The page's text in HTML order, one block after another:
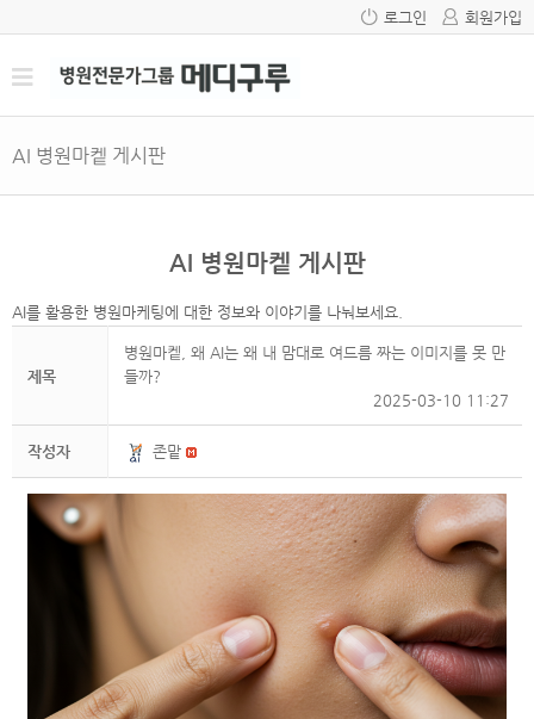
로그인 회원가입
AI 병원마켙 게시판
AI 병원마켙 게시판
AI를 활용한 병원마케팅에 대한 정보와 이야기를 나눠보세요.
제목
병원마켙, 왜 AI는 왜 내 맘대로 여드름 짜는 이미지를 못 만
들까?
2025-03-10 11:27
작성자 존맡